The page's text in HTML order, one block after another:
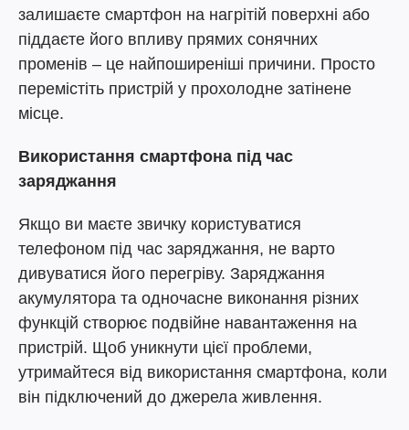
залишаєте смартфон на нагрітій поверхні або
піддаєте його впливу прямих сонячних
променів – це найпоширеніші причини. Просто
перемістіть пристрій у прохолодне затінене
місце.
Використання смартфона під час
заряджання
Якщо ви маєте звичку користуватися
телефоном під час заряджання, не варто
дивуватися його перегріву. Заряджання
акумулятора та одночасне виконання різних
функцій створює подвійне навантаження на
пристрій. Щоб уникнути цієї проблеми,
утримайтеся від використання смартфона, коли
він підключений до джерела живлення.